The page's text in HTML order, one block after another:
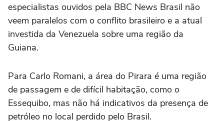
especialistas ouvidos pela BBC News Brasil não
veem paralelos com o conflito brasileiro e a atual
investida da Venezuela sobre uma região da
Guiana.
Para Carlo Romani, a área do Pirara é uma região
de passagem e de difícil habitação, como o
Essequibo, mas não há indicativos da presença de
petróleo no local perdido pelo Brasil.